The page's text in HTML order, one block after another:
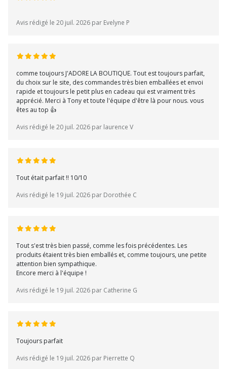
Avis rédigé le 20 juil. 2026 par Evelyne P
comme toujours J'ADORE LA BOUTIQUE. Tout est toujours parfait,
du choix sur le site, des commandes très bien emballées et envoi
rapide et toujours le petit plus en cadeau qui est vraiment très
apprécié. Merci à Tony et toute l'équipe d'être là pour nous. vous
êtes au top 👍
Avis rédigé le 20 juil. 2026 par laurence V
Tout était parfait !! 10/10
Avis rédigé le 19 juil. 2026 par Dorothée C
Tout s'est très bien passé, comme les fois précédentes. Les
produits étaient très bien emballés et, comme toujours, une petite
attention bien sympathique.
Encore merci à l'équipe !
Avis rédigé le 19 juil. 2026 par Catherine G
Toujours parfait
Avis rédigé le 19 juil. 2026 par Pierrette Q